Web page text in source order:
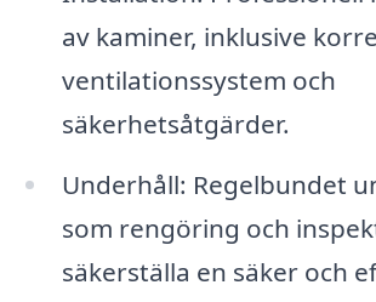
av kaminer, inklusive
ventilationssystem och
säkerhetsåtgärder.
Underhåll: Regelbundet
som rengöring och
säkerställa en säker och